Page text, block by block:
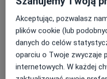
Akceptując, pozwalasz
plików cookie (lub
danych do celów
oparciu o Twoje zwyczaje
internetowych. W każdej